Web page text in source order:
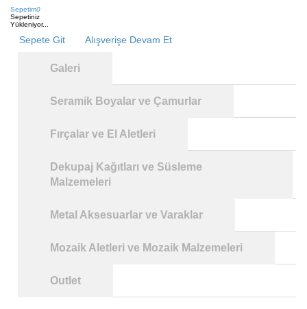
Sepetim0
Sepetiniz
Yükleniyor...
Sepete Git Alışverişe Devam Et
Galeri
Seramik Boyalar ve Çamurlar
Fırçalar ve El Aletleri
Dekupaj Kağıtları ve Süsleme
Malzemeleri
Metal Aksesuarlar ve Varaklar
Mozaik Aletleri ve Mozaik Malzemeleri
Outlet